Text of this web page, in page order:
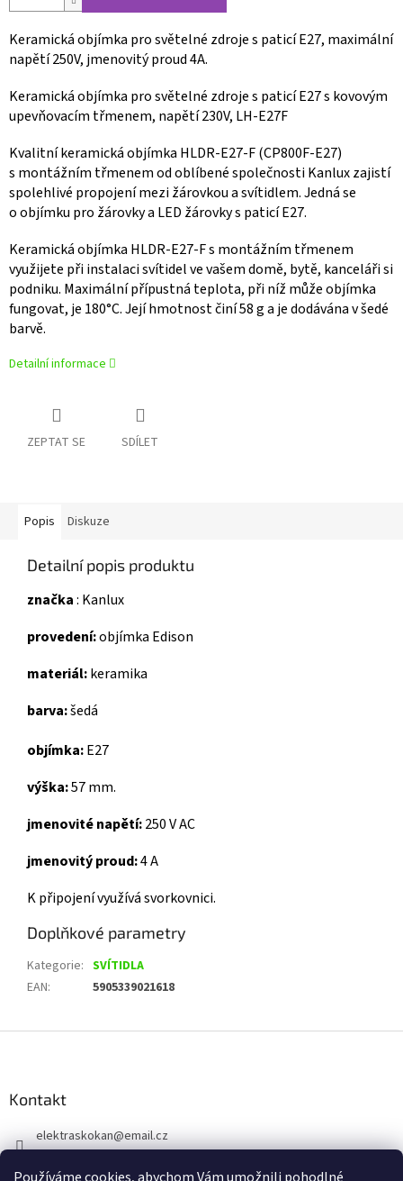
Keramická objímka pro světelné zdroje s paticí E27, maximální
napětí 250V, jmenovitý proud 4A.
Keramická objímka pro světelné zdroje s paticí E27 s kovovým
upevňovacím třmenem, napětí 230V, LH-E27F
Kvalitní keramická objímka HLDR-E27-F (CP800F-E27)
s montážním třmenem od oblíbené společnosti Kanlux zajistí
spolehlivé propojení mezi žárovkou a svítidlem. Jedná se
o objímku pro žárovky a LED žárovky s paticí E27.
Keramická objímka HLDR-E27-F s montážním třmenem
využijete při instalaci svítidel ve vašem domě, bytě, kanceláři si
podniku. Maximální přípustná teplota, při níž může objímka
fungovat, je 180°C. Její hmotnost činí 58 g a je dodávána v šedé
barvě.
Detailní informace
ZEPTAT SE SDÍLET
Popis Diskuze
Detailní popis produktu
značka: Kanlux
provedení:objímka Edison
materiál:keramika
barva:šedá
objímka:E27
výška:57 mm.
jmenovité napětí:250 V AC
jmenovitý proud:4 A
K připojení využívá svorkovnici.
Doplňkové parametry
Kategorie: SVÍTIDLA
EAN: 5905339021618
Kontakt
elektraskokan@email.cz